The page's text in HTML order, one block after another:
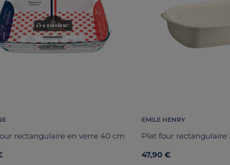
rectangulaire en verre 40 cm
EMILE HENRY
Plat four rectangulaire
47,90 €